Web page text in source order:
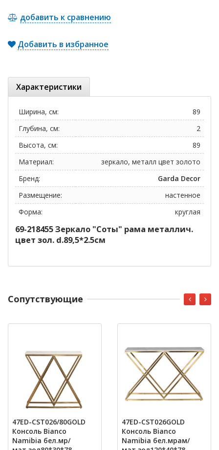
добавить к сравнению
Добавить в избранное
Характеристики
Ширина, см:
89
Глубина, см:
2
Высота, см:
89
Материал:
зеркало, металл цвет золото
Бренд:
Garda Decor
Размещение:
настенное
Форма:
круглая
69-218455 Зеркало "Соты" рама металлич.
цвет зол. d.89,5*2.5см
Cопутствующие
47ED-CST026/80GOLD
Консоль Bianco
Namibia бел.мр/
47ED-CST026GOLD
Консоль Bianco
Namibia бел.мрам/